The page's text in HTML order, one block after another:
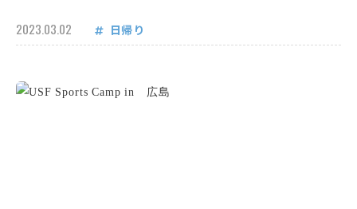
2023.03.02 日帰り